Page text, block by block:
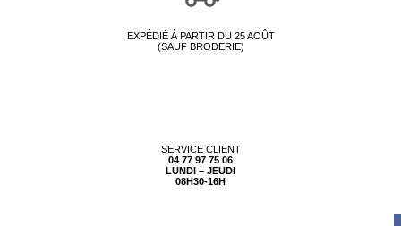
EXPÉDIÉ À PARTIR DU 25 AOÛT
(SAUF BRODERIE)
SERVICE CLIENT
04 77 97 75 06
LUNDI – JEUDI
08H30-16H